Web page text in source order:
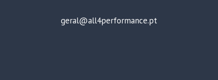
geral@all4performance.pt